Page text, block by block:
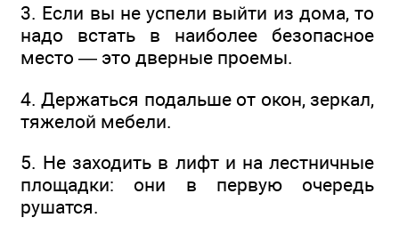
3. Если вы не успели выйти из дома, то
надо встать в наиболее безопасное
место — это дверные проемы.
4. Держаться подальше от окон, зеркал,
тяжелой мебели.
5. Не заходить в лифт и на лестничные
площадки: они в первую очередь
рушатся.